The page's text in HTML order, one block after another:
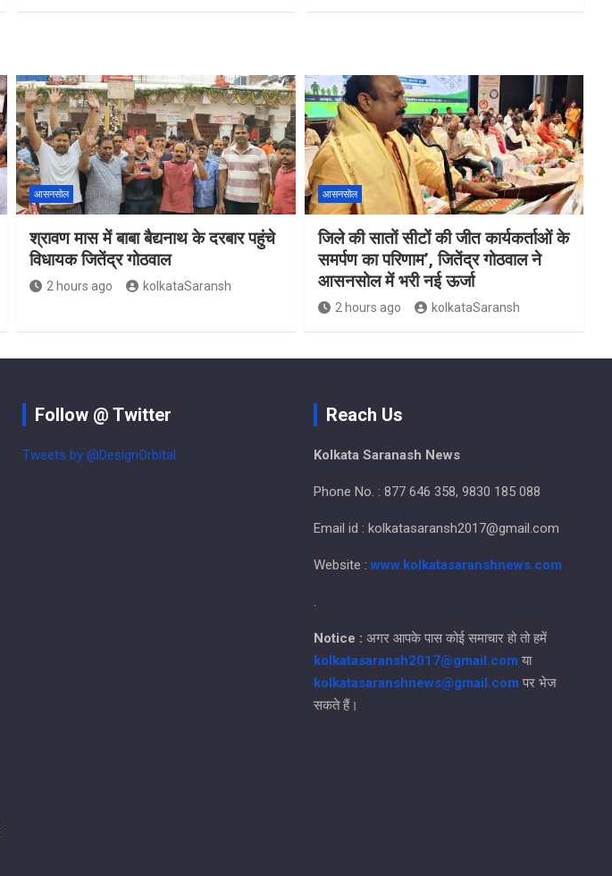
आसनसोल
श्रावण मास में बाबा बैद्यनाथ के दरबार पहुंचे
विधायक जितेंद्र गोठवाल
2 hours ago kolkataSaransh
आसनसोल
जिले की सातों सीटों की जीत कार्यकर्ताओं के
समर्पण का परिणाम’, जितेंद्र गोठवाल ने
आसनसोल में भरी नई ऊर्जा
2 hours ago kolkataSaransh
Follow @ Twitter
Tweets by @DesignOrbital
Reach Us
Kolkata Saranash News
Phone No. : 877 646 358, 9830 185 088
Email id : kolkatasaransh2017@gmail.com
Website : www.kolkatasaranshnews.com
.
Notice : अगर आपके पास कोई समाचार हो तो हमें
kolkatasaransh2017@gmail.com या
kolkatasaranshnews@gmail.com पर भेज
सकते हैं।